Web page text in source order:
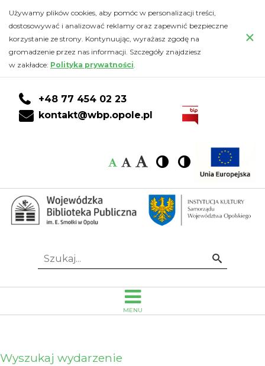
Kalendarz
Wojewódzka
Biblioteka
Publiczna
Emanuela
Smołki
w
Opolu
do
głównej
treści
DO
KONTA
CZYTELNIKA
DO
WYSZUKIWARKI
do
stopki
Używamy plików cookies, aby pomóc w personalizacji treści,
dostosowywać i analizować reklamy oraz zapewnić bezpieczne
korzystanie ze strony. Kontynuując, wyrażasz zgodę na
gromadzenie przez nas informacji. Szczegóły znajdziesz
w zakładce: Polityka prywatności.
×
+48 77 454 02 23
kontakt@wbp.opole.pl
Czcionka:
Czcionka
Czcionka
Czcionka
Wysoki
kontrast
Wysoki
kontrast
Idź
Szukaj...
MENU
Wyszukaj wydarzenie